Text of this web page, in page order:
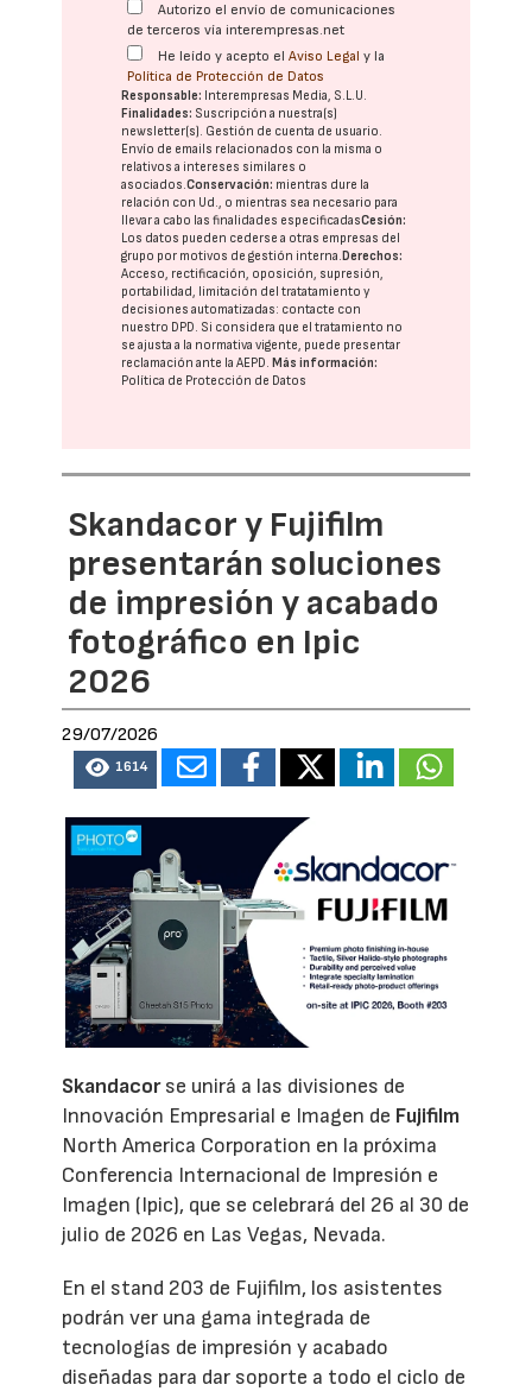
Autorizo el envío de comunicaciones
de terceros vía interempresas.net
He leído y acepto elAviso Legal y la
Política de Protección de Datos
Responsable: Interempresas Media, S.L.U.
Finalidades: Suscripción a nuestra(s)
newsletter(s). Gestión de cuenta de usuario.
Envío de emails relacionados con la misma o
relativos a intereses similares o
asociados.Conservación: mientras dure la
relación con Ud., o mientras sea necesario para
llevar a cabo las finalidades especificadasCesión:
Los datos pueden cederse a otras empresas del
grupo por motivos de gestión interna. Derechos:
Acceso, rectificación, oposición, supresión,
portabilidad, limitación del tratatamiento y
decisiones automatizadas: contacte con
nuestro DPD. Si considera que el tratamiento no
se ajusta a la normativa vigente, puede presentar
reclamación ante laAEPD. Más información:
Política de Protección de Datos
Skandacor y Fujifilm
presentarán soluciones
de impresión y acabado
fotográfico en Ipic
2026
29/07/2026
1614
Skandacorse unirá a las divisiones de
Innovación Empresarial e Imagen de Fujifilm
North America Corporation en la próxima
Conferencia Internacional de Impresión e
Imagen (Ipic), que se celebrará del 26 al 30 de
julio de 2026 en Las Vegas, Nevada.
En el stand 203 de Fujifilm, los asistentes
podrán ver una gama integrada de
tecnologías de impresión y acabado
diseñadas para dar soporte a todo el ciclo de